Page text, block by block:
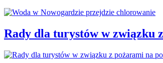
Rady dla turystów w związku